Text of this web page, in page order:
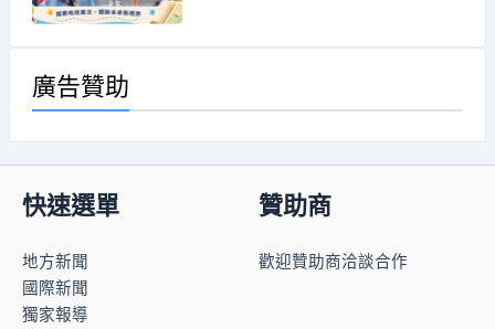
廣告贊助
快速選單
地方新聞
國際新聞
獨家報導
贊助商
歡迎贊助商洽談合作